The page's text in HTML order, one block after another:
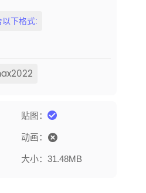
下格式:
贴图：
动画：
大小：31.48MB